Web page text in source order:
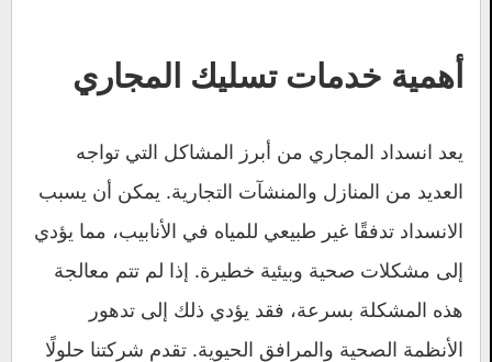
أهمية خدمات تسليك المجاري
يعد انسداد المجاري من أبرز المشاكل التي تواجه
العديد من المنازل والمنشآت التجارية. يمكن أن يسبب
الانسداد تدفقًا غير طبيعي للمياه في الأنابيب، مما يؤدي
إلى مشكلات صحية وبيئية خطيرة. إذا لم تتم معالجة
هذه المشكلة بسرعة، فقد يؤدي ذلك إلى تدهور
الأنظمة الصحية والمرافق الحيوية. تقدم شركتنا حلولًا